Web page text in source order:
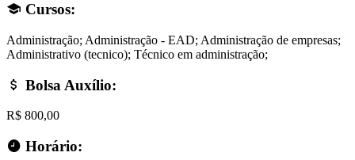
Cursos:
Administração; Administração - EAD; Administração de empresas;
Administrativo (tecnico); Técnico em administração;
Bolsa Auxílio:
R$ 800,00
Horário: